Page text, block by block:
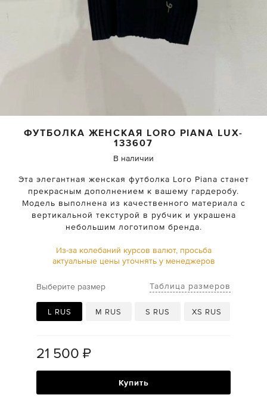
ФУТБОЛКА ЖЕНСКАЯ LORO PIANA LUX-
133607
В наличии
Эта элегантная женская футболка Loro Piana станет
прекрасным дополнением к вашему гардеробу.
Модель выполнена из качественного материала с
вертикальной текстурой в рубчик и украшена
небольшим логотипом бренда.
Из-за колебаний курсов валют, просьба
актуальные цены уточнять у менеджеров
Выберите размер Таблица размеров
L RUS M RUS S RUS XS RUS
21 500 ₽
Купить